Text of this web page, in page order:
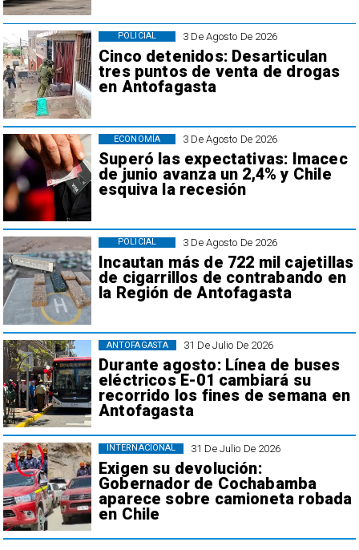
3 De Agosto De 2026
Cinco detenidos: Desarticulan
tres puntos de venta de drogas
en Antofagasta
POLICIAL
3 De Agosto De 2026
Superó las expectativas: Imacec
de junio avanza un 2,4% y Chile
esquiva la recesión
ECONOMÍA
3 De Agosto De 2026
Incautan más de 722 mil cajetillas
de cigarrillos de contrabando en
la Región de Antofagasta
POLICIAL
31 De Julio De 2026
Durante agosto: Línea de buses
eléctricos E-01 cambiará su
recorrido los fines de semana en
Antofagasta
ANTOFAGASTA
31 De Julio De 2026
Exigen su devolución:
Gobernador de Cochabamba
aparece sobre camioneta robada
en Chile
INTERNACIONAL